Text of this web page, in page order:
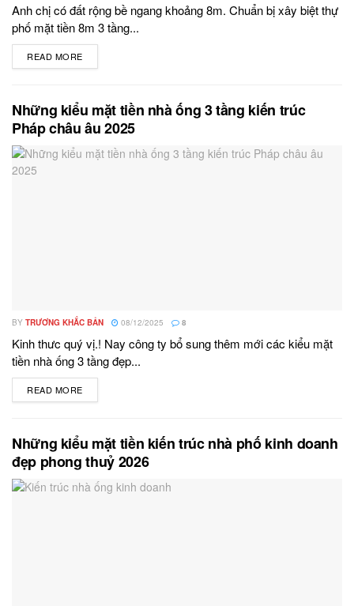
Anh chị có đất rộng bề ngang khoảng 8m. Chuẩn bị xây biệt thự
phố mặt tiền 8m 3 tầng...
READ MORE
Những kiểu mặt tiền nhà ống 3 tầng kiến trúc
Pháp châu âu 2025
BY TRƯƠNG KHẮC BẢN 08/12/2025 8
Kinh thưc quý vị.! Nay công ty bổ sung thêm mới các kiểu mặt
tiền nhà ống 3 tầng đẹp...
READ MORE
Những kiểu mặt tiền kiến trúc nhà phố kinh doanh
đẹp phong thuỷ 2026